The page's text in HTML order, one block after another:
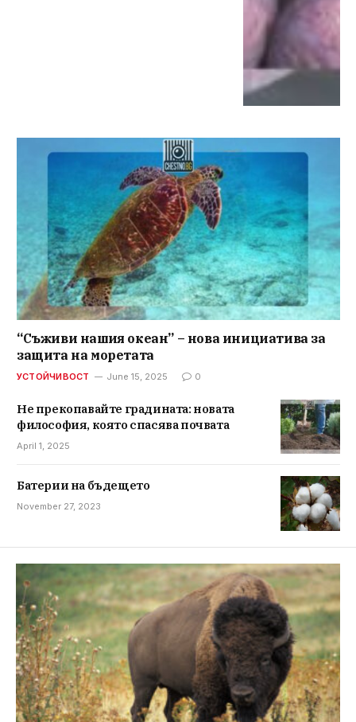
“Съживи нашия океан” – нова инициатива за
защита на моретата
УСТОЙЧИВОСТ June 15, 2025 0
Не прекопавайте градината: новата
философия, която спасява почвата
April 1, 2025
Батерии на бъдещето
November 27, 2023